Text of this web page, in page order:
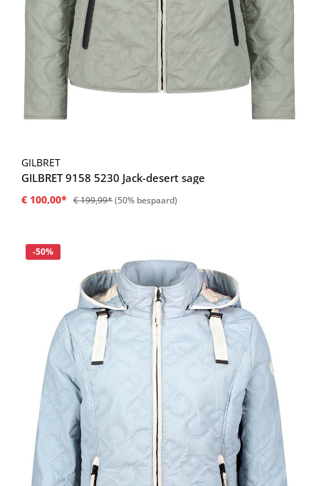
GILBRET
GILBRET 9158 5230 Jack-desert sage
€ 100,00* € 199,99*(50% bespaard)
Korting
-50%